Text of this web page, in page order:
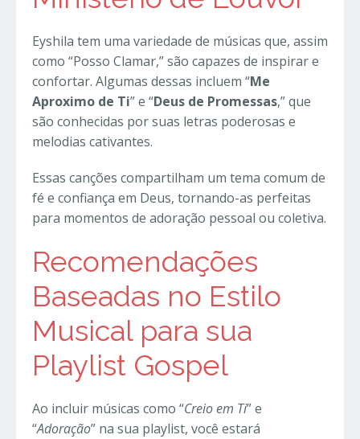
Eyshila tem uma variedade de músicas que, assim
como “Posso Clamar,” são capazes de inspirar e
confortar. Algumas dessas incluem “Me
Aproximo de Ti” e “Deus de Promessas,” que
são conhecidas por suas letras poderosas e
melodias cativantes.
Essas canções compartilham um tema comum de
fé e confiança em Deus, tornando-as perfeitas
para momentos de adoração pessoal ou coletiva.
Recomendações
Baseadas no Estilo
Musical para sua
Playlist Gospel
Ao incluir músicas como “Creio em Ti” e
“Adoração” na sua playlist, você estará